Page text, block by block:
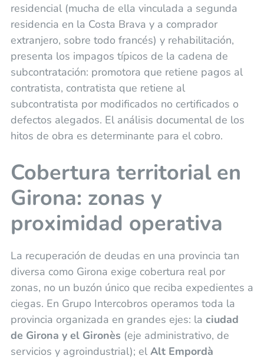
residencial (mucha de ella vinculada a segunda
residencia en la Costa Brava y a comprador
extranjero, sobre todo francés) y rehabilitación,
presenta los impagos típicos de la cadena de
subcontratación: promotora que retiene pagos al
contratista, contratista que retiene al
subcontratista por modificados no certificados o
defectos alegados. El análisis documental de los
hitos de obra es determinante para el cobro.
Cobertura territorial en
Girona: zonas y
proximidad operativa
La recuperación de deudas en una provincia tan
diversa como Girona exige cobertura real por
zonas, no un buzón único que reciba expedientes a
ciegas. En Grupo Intercobros operamos toda la
provincia organizada en grandes ejes: la ciudad
de Girona y el Gironès (eje administrativo, de
servicios y agroindustrial); el Alt Empordà